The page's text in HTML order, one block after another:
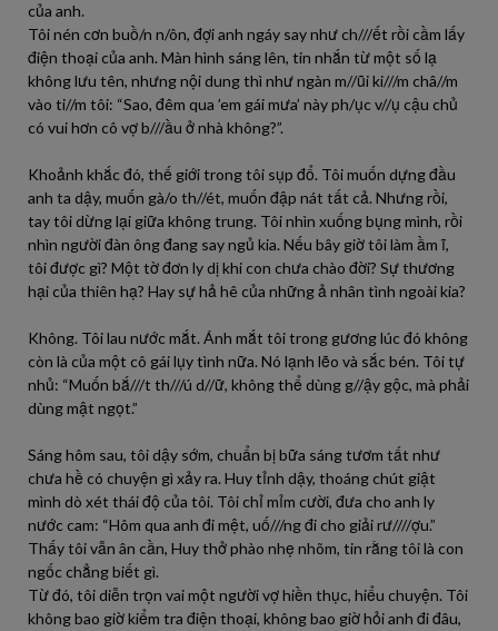
của anh.
Tôi nén cơn buồ/n n/ôn, đợi anh ngáy say như ch///ết rồi cầm lấy
điện thoại của anh. Màn hình sáng lên, tin nhắn từ một số lạ
không lưu tên, nhưng nội dung thì như ngàn m//ũi ki///m châ//m
vào ti//m tôi: “Sao, đêm qua ’em gái mưa’ này ph/ục v//ụ cậu chủ
có vui hơn cô vợ b///ầu ở nhà không?”.
Khoảnh khắc đó, thế giới trong tôi sụp đổ. Tôi muốn dựng đầu
anh ta dậy, muốn gà/o th//ét, muốn đập nát tất cả. Nhưng rồi,
tay tôi dừng lại giữa không trung. Tôi nhìn xuống bụng mình, rồi
nhìn người đàn ông đang say ngủ kia. Nếu bây giờ tôi làm ầm ĩ,
tôi được gì? Một tờ đơn ly dị khi con chưa chào đời? Sự thương
hại của thiên hạ? Hay sự hả hê của những ả nhân tình ngoài kia?
Không. Tôi lau nước mắt. Ánh mắt tôi trong gương lúc đó không
còn là của một cô gái lụy tình nữa. Nó lạnh lẽo và sắc bén. Tôi tự
nhủ: “Muốn bắ///t th///ú d//ữ, không thể dùng g//ậy gộc, mà phải
dùng mật ngọt.”
Sáng hôm sau, tôi dậy sớm, chuẩn bị bữa sáng tươm tất như
chưa hề có chuyện gì xảy ra. Huy tỉnh dậy, thoáng chút giật
mình dò xét thái độ của tôi. Tôi chỉ mỉm cười, đưa cho anh ly
nước cam: “Hôm qua anh đi mệt, uố///ng đi cho giải rư////ợu.”
Thấy tôi vẫn ân cần, Huy thở phào nhẹ nhõm, tin rằng tôi là con
ngốc chẳng biết gì.
Từ đó, tôi diễn trọn vai một người vợ hiền thục, hiểu chuyện. Tôi
không bao giờ kiểm tra điện thoại, không bao giờ hỏi anh đi đâu,